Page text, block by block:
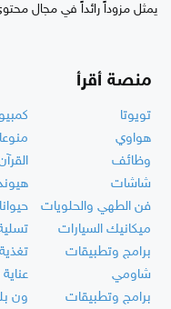
يمثل مزوداً رائداً في مجال
منصة أقرأ
تويوتا
هواوي
وظائف
شاشات
فن الطهي والحلويات
ميكانيك السيارات
برامج وتطبيقات
تغذية
شاومي
برامج وتطبيقات
ون